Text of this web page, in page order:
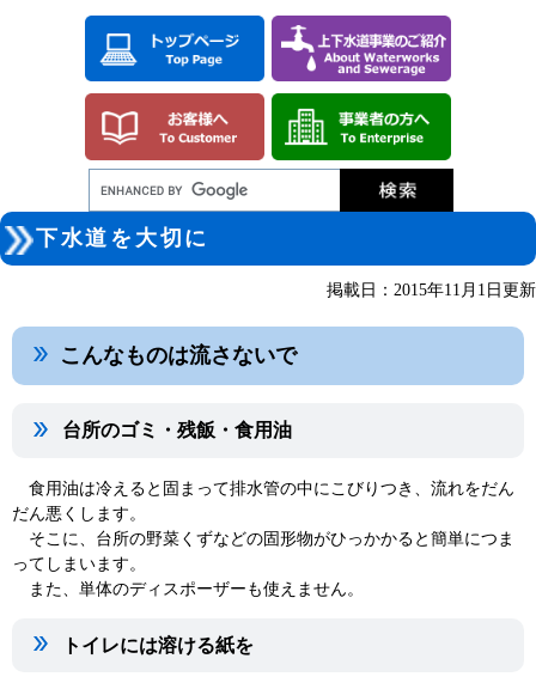
文
へ
本
文
下水道を大切に
掲載日：2015年11月1日更新
こんなものは流さないで
台所のゴミ・残飯・食用油
食用油は冷えると固まって排水管の中にこびりつき、流れをだん
だん悪くします。
そこに、台所の野菜くずなどの固形物がひっかかると簡単につま
ってしまいます。
また、単体のディスポーザーも使えません。
トイレには溶ける紙を